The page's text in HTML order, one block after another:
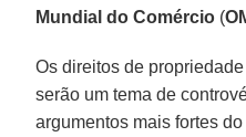
Mundial do Comércio (
Os direitos de
serão um tema de
argumentos mais fortes